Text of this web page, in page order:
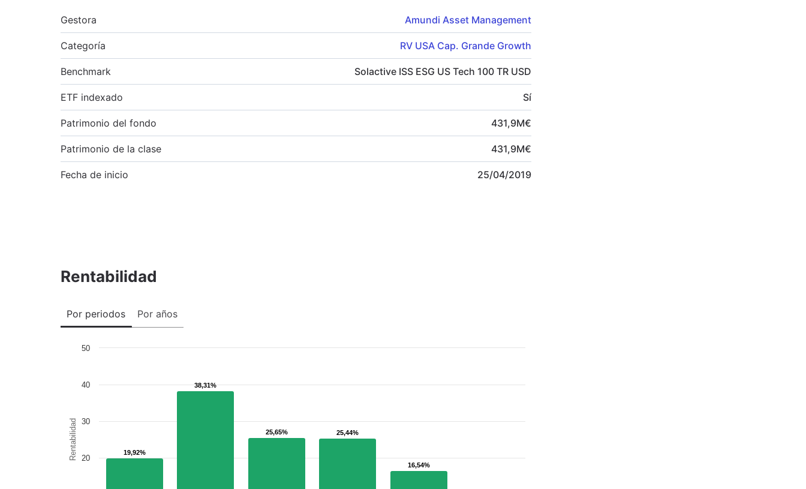
Gestora Amundi Asset Management
Categoría RV USA Cap. Grande Growth
Benchmark Solactive ISS ESG US Tech 100 TR USD
ETF indexado Sí
Patrimonio del fondo 431,9M€
Patrimonio de la clase 431,9M€
Fecha de inicio 25/04/2019
Rentabilidad
Por periodos Por años
Rentabilidad 19,92%
19,92%
38,31%
38,31%
25,65%
25,65% 25,44%
25,44%
16,54%
16,54%
20
30
40
50